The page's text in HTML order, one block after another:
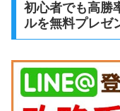
初心者でも高勝
ルを無料プレゼ